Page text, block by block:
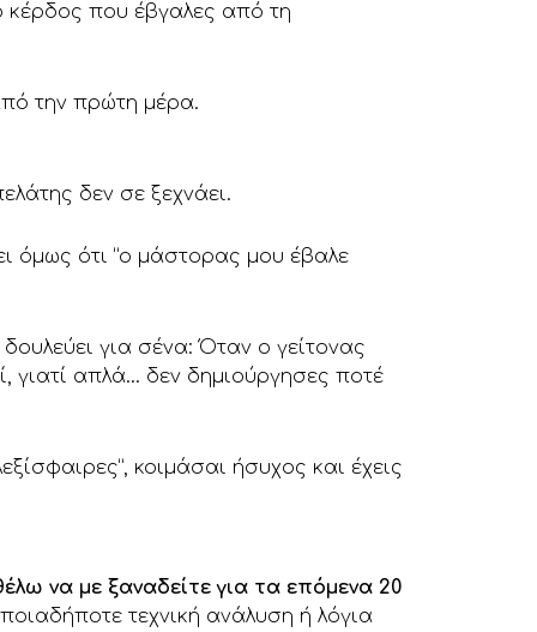
κέρδος που έβγαλες από τη
την πρώτη μέρα.
δεν σε ξεχνάει.
όμως ότι “ο μάστορας μου έβαλε
για σένα: Όταν ο γείτονας
γιατί απλά… δεν δημιούργησες ποτέ
κοιμάσαι ήσυχος και έχεις
να με ξαναδείτε για τα επόμενα 20
τεχνική ανάλυση ή λόγια